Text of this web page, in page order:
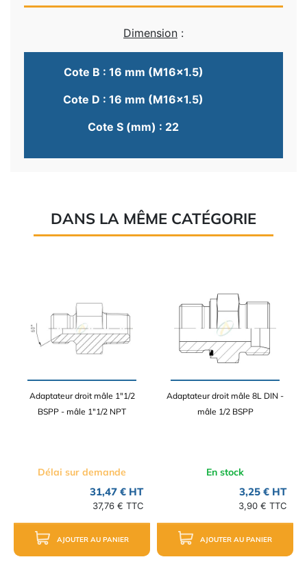
Dimension :
Cote B : 16 mm (M16x1.5)
Cote D : 16 mm (M16x1.5)
Cote S (mm) : 22
DANS LA MÊME CATÉGORIE
Adaptateur droit mâle 1"1/2
BSPP - mâle 1"1/2 NPT
Délai sur demande
31,47 € HT
37,76 € TTC
AJOUTER AU PANIER
Adaptateur droit mâle 8L DIN -
mâle 1/2 BSPP
En stock
3,25 € HT
3,90 € TTC
AJOUTER AU PANIER